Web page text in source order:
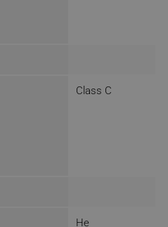
Class C
Не
Ефективност
може да се използва